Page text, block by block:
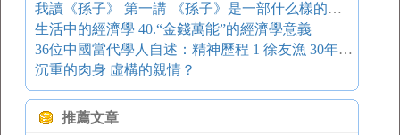
我讀《孫子》 第一講 《孫子》是一部什么樣的書 《孫子》是一部兵學經典
生活中的經濟學 40.“金錢萬能”的經濟學意義
36位中國當代學人自述：精神歷程 1 徐友漁 30年中的若干記憶片段
沉重的肉身 虛構的親情？
推薦文章